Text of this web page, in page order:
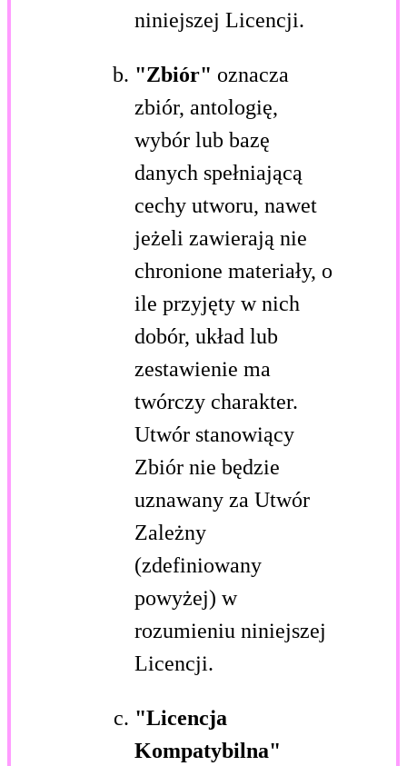
niniejszej Licencji.
"Zbiór" oznacza
zbiór, antologię,
wybór lub bazę
danych spełniającą
cechy utworu, nawet
jeżeli zawierają nie
chronione materiały, o
ile przyjęty w nich
dobór, układ lub
zestawienie ma
twórczy charakter.
Utwór stanowiący
Zbiór nie będzie
uznawany za Utwór
Zależny
(zdefiniowany
powyżej) w
rozumieniu niniejszej
Licencji.
"Licencja
Kompatybilna"